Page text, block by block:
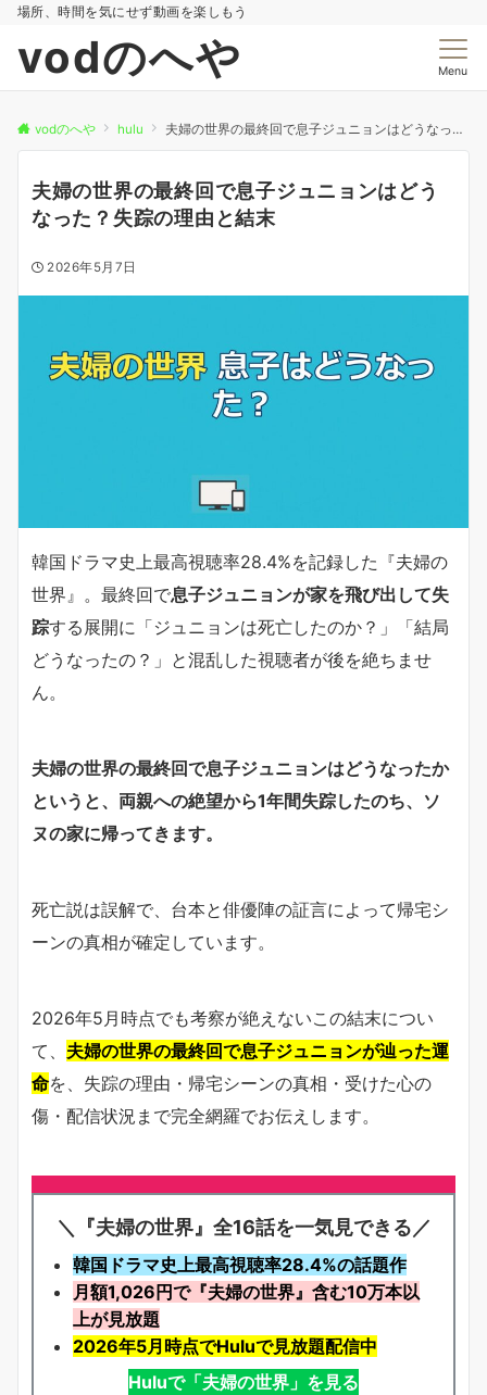
場所、時間を気にせず動画を楽しもう
vodのへや Menu
vodのへや hulu 夫婦の世界の最終回で息子ジュニョンはどうなった？失踪の理由と結末
夫婦の世界の最終回で息子ジュニョンはどう
なった？失踪の理由と結末
2026年5月7日
韓国ドラマ史上最高視聴率28.4%を記録した『夫婦の
世界』。最終回で息子ジュニョンが家を飛び出して失
踪する展開に「ジュニョンは死亡したのか？」「結局
どうなったの？」と混乱した視聴者が後を絶ちませ
ん。
夫婦の世界の最終回で息子ジュニョンはどうなったか
というと、両親への絶望から1年間失踪したのち、ソ
ヌの家に帰ってきます。
死亡説は誤解で、台本と俳優陣の証言によって帰宅シ
ーンの真相が確定しています。
2026年5月時点でも考察が絶えないこの結末につい
て、 夫婦の世界の最終回で息子ジュニョンが辿った運
命を、失踪の理由・帰宅シーンの真相・受けた心の
傷・配信状況まで完全網羅でお伝えします。
＼『夫婦の世界』全16話を一気見できる／
韓国ドラマ史上最高視聴率28.4%の話題作
月額1,026円で『夫婦の世界』含む10万本以
上が見放題
2026年5月時点でHuluで見放題配信中
Huluで「夫婦の世界」を見る